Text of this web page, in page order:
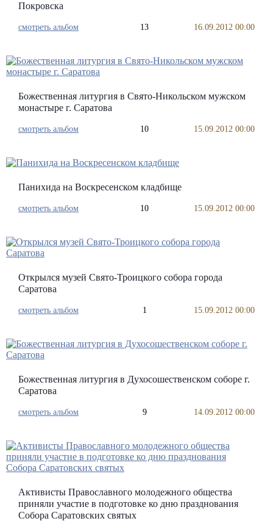
Покровска
смотреть альбом 13 16.09.2012 00:00
Божественная литургия в Свято-Никольском мужском
монастыре г. Саратова
смотреть альбом 10 15.09.2012 00:00
Панихида на Воскресенском кладбище
смотреть альбом 10 15.09.2012 00:00
Открылся музей Свято-Троицкого собора города
Саратова
смотреть альбом 1 15.09.2012 00:00
Божественная литургия в Духосошественском соборе г.
Саратова
смотреть альбом 9 14.09.2012 00:00
Активисты Православного молодежного общества
приняли участие в подготовке ко дню празднования
Собора Саратовских святых